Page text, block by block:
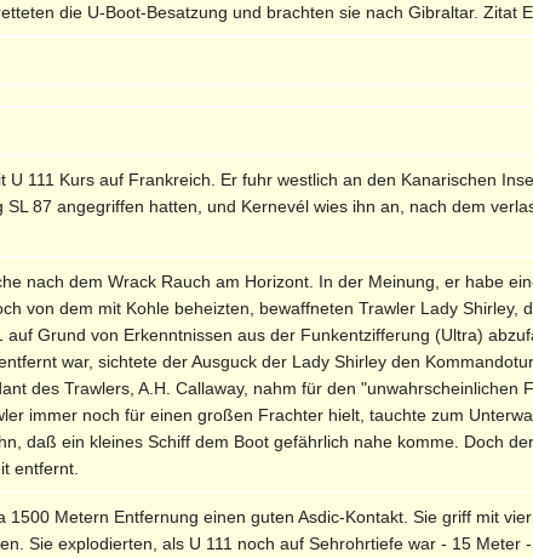
die U-Boot-Besatzung und brachten sie nach Gibraltar. Zitat
111 Kurs auf Frankreich. Er fuhr westlich an den Kanarischen
87 angegriffen hatten, und Kernevél wies ihn an, nach dem
nach dem Wrack Rauch am Horizont. In der Meinung, er habe
von dem mit Kohle beheizten, bewaffneten Trawler Lady Shirley,
Grund von Erkenntnissen aus der Funkentzifferung (Ultra)
war, sichtete der Ausguck der Lady Shirley den
des Trawlers, A.H. Callaway, nahm für den "unwahrscheinlichen
immer noch für einen großen Frachter hielt, tauchte zum
daß ein kleines Schiff dem Boot gefährlich nahe komme. Doch
entfernt.
Metern Entfernung einen guten Asdic-Kontakt. Sie griff mit
Sie explodierten, als U 111 noch auf Sehrohrtiefe war - 15 Meter